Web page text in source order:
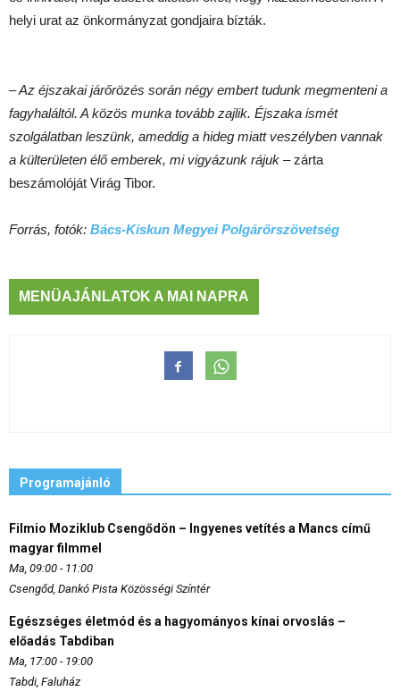
helyi urat az önkormányzat gondjaira bízták.
– Az éjszakai járőrözés során négy embert tudunk megmenteni a
fagyhaláltól. A közös munka tovább zajlik. Éjszaka ismét
szolgálatban leszünk, ameddig a hideg miatt veszélyben vannak
a külterületen élő emberek, mi vigyázunk rájuk – zárta
beszámolóját Virág Tibor.
Forrás, fotók: Bács-Kiskun Megyei Polgárőrszövetség
MENÜAJÁNLATOK A MAI NAPRA
Programajánló
Filmio Moziklub Csengődön – Ingyenes vetítés a Mancs című
magyar filmmel
Ma, 09:00 - 11:00
Csengőd, Dankó Pista Közösségi Színtér
Egészséges életmód és a hagyományos kínai orvoslás –
előadás Tabdiban
Ma, 17:00 - 19:00
Tabdi, Faluház